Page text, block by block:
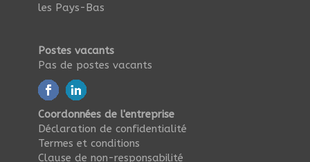
les Pays-Bas
Postes vacants
Pas de postes vacants
Coordonnées de l'entreprise
Déclaration de confidentialité
Termes et conditions
Clause de non-responsabilité